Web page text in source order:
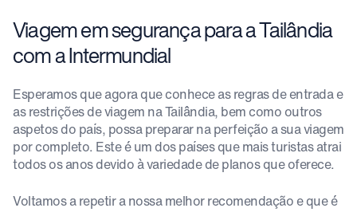
Viagem em segurança para a Tailândia
com a Intermundial
Esperamos que agora que conhece as regras de entrada e
as restrições de viagem na Tailândia, bem como outros
aspetos do país, possa preparar na perfeição a sua viagem
por completo. Este é um dos países que mais turistas atrai
todos os anos devido à variedade de planos que oferece.
Voltamos a repetir a nossa melhor recomendação e que é